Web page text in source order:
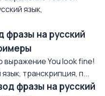
язык,
фразы на русский
выражение You look fine!
транскрипция, п...
фразы на русский